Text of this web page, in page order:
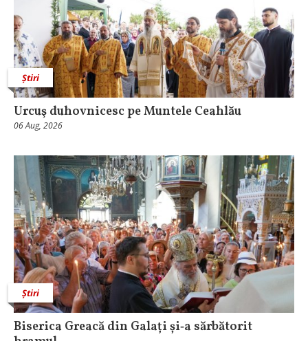
Știri
Urcuş duhovnicesc pe Muntele Ceahlău
06 Aug, 2026
Știri
Biserica Greacă din Galați și‑a sărbătorit